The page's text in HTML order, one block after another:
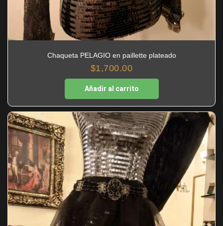
Chaqueta PELAGIO en paillette plateado
$1,700.00
Añadir al carrito